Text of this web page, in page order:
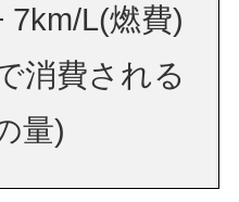
7km/L(燃費)
消費される
量)